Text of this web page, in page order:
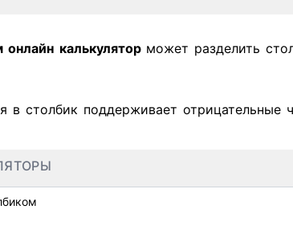
онлайн калькулятор может разделить
в столбик поддерживает отрицательные